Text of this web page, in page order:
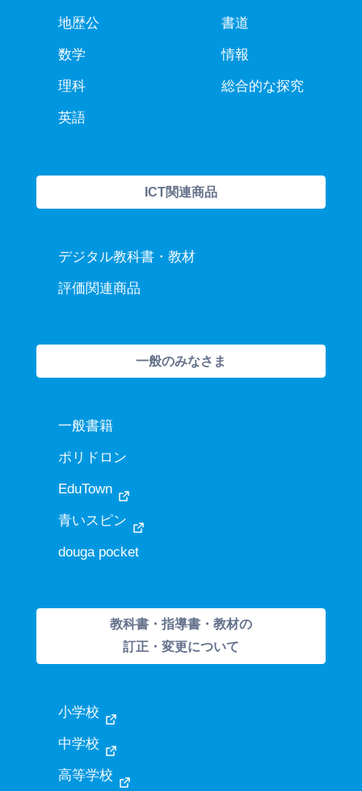
地歴公
数学
理科
英語
書道
情報
総合的な探究
ICT関連商品
デジタル教科書・教材
評価関連商品
一般のみなさま
一般書籍
ポリドロン
EduTown
青いスピン
douga pocket
教科書・指導書・教材の
訂正・変更について
小学校
中学校
高等学校